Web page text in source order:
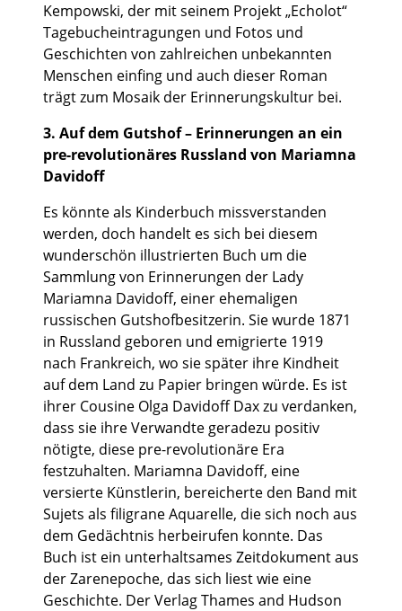
Kempowski, der mit seinem Projekt „Echolot“
Tagebucheintragungen und Fotos und
Geschichten von zahlreichen unbekannten
Menschen einfing und auch dieser Roman
trägt zum Mosaik der Erinnerungskultur bei.
3. Auf dem Gutshof – Erinnerungen an ein
pre-revolutionäres Russland von Mariamna
Davidoff
Es könnte als Kinderbuch missverstanden
werden, doch handelt es sich bei diesem
wunderschön illustrierten Buch um die
Sammlung von Erinnerungen der Lady
Mariamna Davidoff, einer ehemaligen
russischen Gutshofbesitzerin. Sie wurde 1871
in Russland geboren und emigrierte 1919
nach Frankreich, wo sie später ihre Kindheit
auf dem Land zu Papier bringen würde. Es ist
ihrer Cousine Olga Davidoff Dax zu verdanken,
dass sie ihre Verwandte geradezu positiv
nötigte, diese pre-revolutionäre Era
festzuhalten. Mariamna Davidoff, eine
versierte Künstlerin, bereicherte den Band mit
Sujets als filigrane Aquarelle, die sich noch aus
dem Gedächtnis herbeirufen konnte. Das
Buch ist ein unterhaltsames Zeitdokument aus
der Zarenepoche, das sich liest wie eine
Geschichte. Der Verlag Thames and Hudson